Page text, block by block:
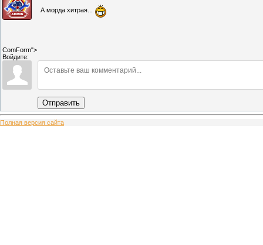
А морда хитрая...
ComForm">
Войдите:
Отправить
Полная версия сайта